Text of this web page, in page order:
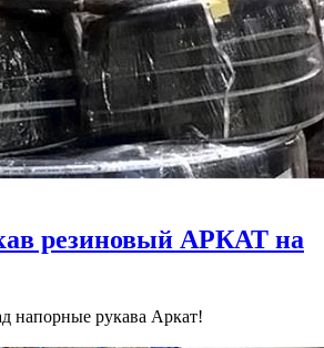
резиновый АРКАТ на
напорные рукава Аркат!